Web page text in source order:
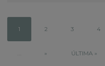
1 2 3 4
» ÚLTIMA »